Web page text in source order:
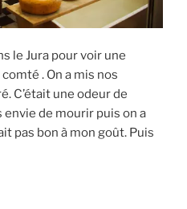
le Jura pour voir une
. On a mis nos
C’était une odeur de
envie de mourir puis on a
pas bon à mon goût. Puis